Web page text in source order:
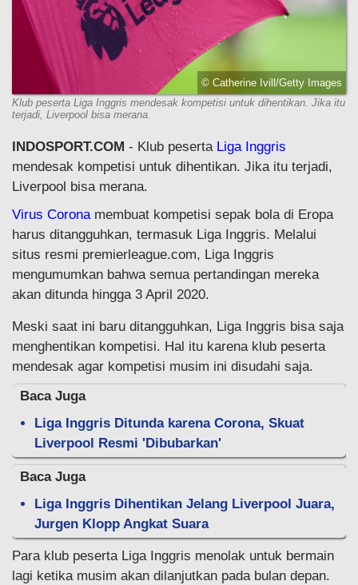
© Catherine Ivill/Getty Images
Klub peserta Liga Inggris mendesak kompetisi untuk dihentikan. Jika itu
terjadi, Liverpool bisa merana.
INDOSPORT.COM - Klub peserta Liga Inggris
mendesak kompetisi untuk dihentikan. Jika itu terjadi,
Liverpool bisa merana.
Virus Coronamembuat kompetisi sepak bola di Eropa
harus ditangguhkan, termasuk Liga Inggris. Melalui
situs resmi premierleague.com, Liga Inggris
mengumumkan bahwa semua pertandingan mereka
akan ditunda hingga 3 April 2020.
Meski saat ini baru ditangguhkan, Liga Inggris bisa saja
menghentikan kompetisi. Hal itu karena klub peserta
mendesak agar kompetisi musim ini disudahi saja.
Baca Juga
Liga Inggris Ditunda karena Corona, Skuat
Liverpool Resmi 'Dibubarkan'
Baca Juga
Liga Inggris Dihentikan Jelang Liverpool Juara,
Jurgen Klopp Angkat Suara
Para klub peserta Liga Inggris menolak untuk bermain
lagi ketika musim akan dilanjutkan pada bulan depan.